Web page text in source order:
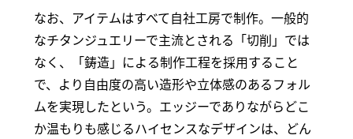
なお、アイテムはすべて自社工房で制作。一般的
なチタンジュエリーで主流とされる「切削」では
なく、「鋳造」による制作工程を採用すること
で、より自由度の高い造形や立体感のあるフォル
ムを実現したという。エッジーでありながらどこ
か温もりも感じるハイセンスなデザインは、どん